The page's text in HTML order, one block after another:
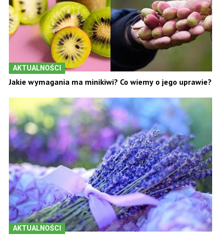
AKTUALNOŚCI
Jakie wymagania ma minikiwi? Co wiemy o jego uprawie?
AKTUALNOŚCI